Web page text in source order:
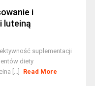
i
luteiną
suplementacji
diety
[...]
Read More